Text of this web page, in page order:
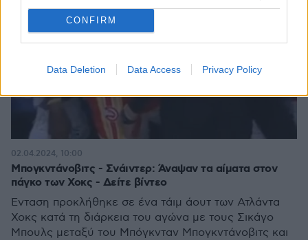
CONFIRM
Data Deletion Data Access Privacy Policy
Μπογκντάνοβιτς - Σνάιντερ: Άναψαν τα αίματα στον
πάγκο των Χοκς - Δείτε βίντεο
Ένταση προκλήθηκε σε ένα τάιμ άουτ των Ατλάντα
Χοκς κατά τη διάρκεια του αγώνα με τους Σικάγο
Μπουλς μεταξύ του Μπόγκνταν Μπογκντάνοβιτς και
02.04.2024, 10:00